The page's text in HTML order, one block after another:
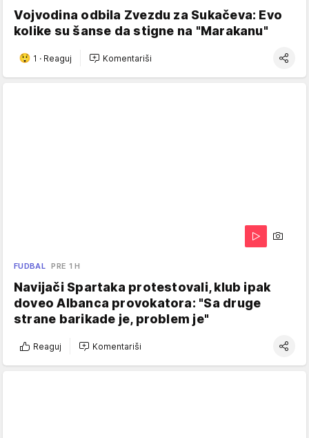
Vojvodina odbila Zvezdu za Sukačeva: Evo
kolike su šanse da stigne na "Marakanu"
1 · Reaguj Komentariši
FUDBAL PRE 1 H
Navijači Spartaka protestovali, klub ipak
doveo Albanca provokatora: "Sa druge
strane barikade je, problem je"
Reaguj Komentariši